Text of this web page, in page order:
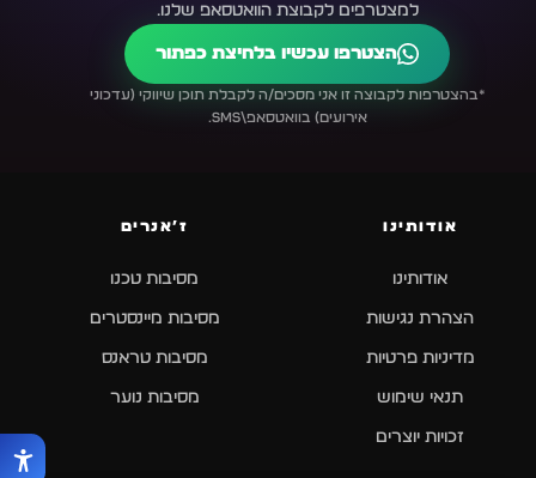
למצטרפים לקבוצת הוואטסאפ שלנו.
הצטרפו עכשיו בלחיצת כפתור
*בהצטרפות לקבוצה זו אני מסכים/ה לקבלת תוכן שיווקי (עדכוני
אירועים) בוואטסאפ\SMS.
אודותינו
אודותינו
הצהרת נגישות
מדיניות פרטיות
תנאי שימוש
זכויות יוצרים
ז׳אנרים
מסיבות טכנו
מסיבות מיינסטרים
מסיבות טראנס
מסיבות נוער